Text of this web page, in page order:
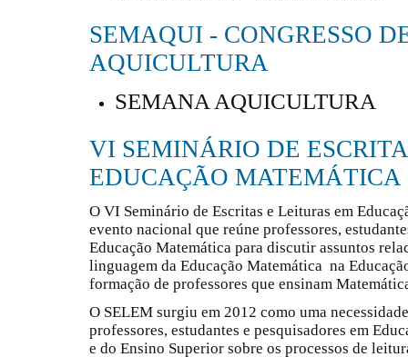
SEMAQUI - CONGRESSO
AQUICULTURA
SEMANA AQUICULTURA
VI SEMINÁRIO DE
EDUCAÇÃO MATEMÁTICA
O VI Seminário de Escritas e Leituras em
evento nacional que reúne professores,
Educação Matemática para discutir assuntos
linguagem da Educação Matemática na
formação de professores que ensinam
O SELEM surgiu em 2012 como uma
professores, estudantes e pesquisadores em
e do Ensino Superior sobre os processos de